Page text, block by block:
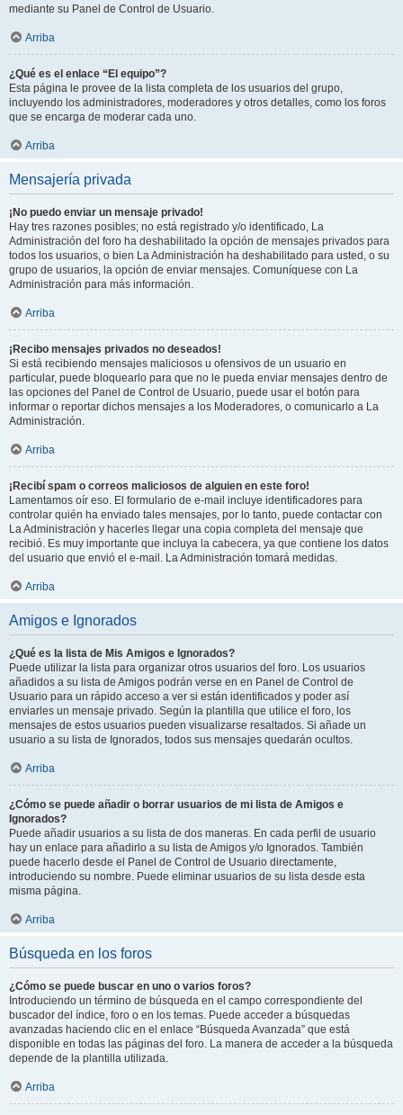
mediante su Panel de Control de Usuario.
Arriba
¿Qué es el enlace “El equipo”?
Esta página le provee de la lista completa de los usuarios del grupo,
incluyendo los administradores, moderadores y otros detalles, como los foros
que se encarga de moderar cada uno.
Arriba
Mensajería privada
¡No puedo enviar un mensaje privado!
Hay tres razones posibles; no está registrado y/o identificado, La
Administración del foro ha deshabilitado la opción de mensajes privados para
todos los usuarios, o bien La Administración ha deshabilitado para usted, o su
grupo de usuarios, la opción de enviar mensajes. Comuníquese con La
Administración para más información.
Arriba
¡Recibo mensajes privados no deseados!
Si está recibiendo mensajes maliciosos u ofensivos de un usuario en
particular, puede bloquearlo para que no le pueda enviar mensajes dentro de
las opciones del Panel de Control de Usuario, puede usar el botón para
informar o reportar dichos mensajes a los Moderadores, o comunicarlo a La
Administración.
Arriba
¡Recibí spam o correos maliciosos de alguien en este foro!
Lamentamos oír eso. El formulario de e-mail incluye identificadores para
controlar quién ha enviado tales mensajes, por lo tanto, puede contactar con
La Administración y hacerles llegar una copia completa del mensaje que
recibió. Es muy importante que incluya la cabecera, ya que contiene los datos
del usuario que envió el e-mail. La Administración tomará medidas.
Arriba
Amigos e Ignorados
¿Qué es la lista de Mis Amigos e Ignorados?
Puede utilizar la lista para organizar otros usuarios del foro. Los usuarios
añadidos a su lista de Amigos podrán verse en en Panel de Control de
Usuario para un rápido acceso a ver si están identificados y poder así
enviarles un mensaje privado. Según la plantilla que utilice el foro, los
mensajes de estos usuarios pueden visualizarse resaltados. Si añade un
usuario a su lista de Ignorados, todos sus mensajes quedarán ocultos.
Arriba
¿Cómo se puede añadir o borrar usuarios de mi lista de Amigos e
Ignorados?
Puede añadir usuarios a su lista de dos maneras. En cada perfil de usuario
hay un enlace para añadirlo a su lista de Amigos y/o Ignorados. También
puede hacerlo desde el Panel de Control de Usuario directamente,
introduciendo su nombre. Puede eliminar usuarios de su lista desde esta
misma página.
Arriba
Búsqueda en los foros
¿Cómo se puede buscar en uno o varios foros?
Introduciendo un término de búsqueda en el campo correspondiente del
buscador del índice, foro o en los temas. Puede acceder a búsquedas
avanzadas haciendo clic en el enlace “Búsqueda Avanzada” que está
disponible en todas las páginas del foro. La manera de acceder a la búsqueda
depende de la plantilla utilizada.
Arriba